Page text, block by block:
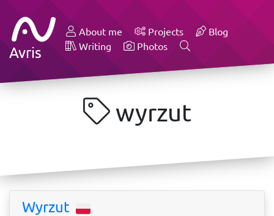
Avris
About me Projects
Blog
Writing
Photos
wyrzut
Wyrzut